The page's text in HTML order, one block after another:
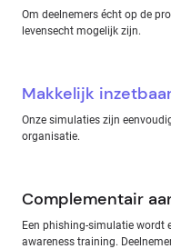
Om deelnemers écht op de
levensecht mogelijk zijn.
Makkelijk
Onze simulaties zijn
organisatie.
Complementair
Een phishing-simulatie wordt
awareness training.